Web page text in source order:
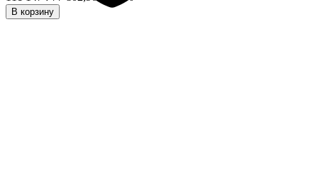
В корзину